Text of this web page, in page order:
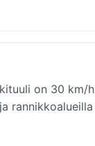
on 30 km/